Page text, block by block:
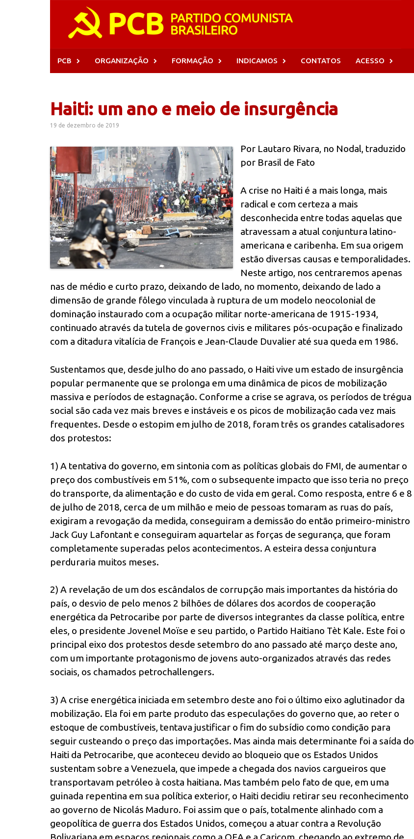
PCB ORGANIZAÇÃO FORMAÇÃO INDICAMOS CONTATOS ACESSO
Haiti: um ano e meio de insurgência
19 de dezembro de 2019
Por Lautaro Rivara, no Nodal, traduzido
por Brasil de Fato
A crise no Haiti é a mais longa, mais
radical e com certeza a mais
desconhecida entre todas aquelas que
atravessam a atual conjuntura latino-
americana e caribenha. Em sua origem
estão diversas causas e temporalidades.
Neste artigo, nos centraremos apenas
nas de médio e curto prazo, deixando de lado, no momento, deixando de lado a
dimensão de grande fôlego vinculada à ruptura de um modelo neocolonial de
dominação instaurado com a ocupação militar norte-americana de 1915-1934,
continuado através da tutela de governos civis e militares pós-ocupação e finalizado
com a ditadura vitalícia de François e Jean-Claude Duvalier até sua queda em 1986.
Sustentamos que, desde julho do ano passado, o Haiti vive um estado de insurgência
popular permanente que se prolonga em uma dinâmica de picos de mobilização
massiva e períodos de estagnação. Conforme a crise se agrava, os períodos de trégua
social são cada vez mais breves e instáveis e os picos de mobilização cada vez mais
frequentes. Desde o estopim em julho de 2018, foram três os grandes catalisadores
dos protestos:
1) A tentativa do governo, em sintonia com as políticas globais do FMI, de aumentar o
preço dos combustíveis em 51%, com o subsequente impacto que isso teria no preço
do transporte, da alimentação e do custo de vida em geral. Como resposta, entre 6 e 8
de julho de 2018, cerca de um milhão e meio de pessoas tomaram as ruas do país,
exigiram a revogação da medida, conseguiram a demissão do então primeiro-ministro
Jack Guy Lafontant e conseguiram aquartelar as forças de segurança, que foram
completamente superadas pelos acontecimentos. A esteira dessa conjuntura
perduraria muitos meses.
2) A revelação de um dos escândalos de corrupção mais importantes da história do
país, o desvio de pelo menos 2 bilhões de dólares dos acordos de cooperação
energética da Petrocaribe por parte de diversos integrantes da classe política, entre
eles, o presidente Jovenel Moïse e seu partido, o Partido Haitiano Tèt Kale. Este foi o
principal eixo dos protestos desde setembro do ano passado até março deste ano,
com um importante protagonismo de jovens auto-organizados através das redes
sociais, os chamados petrochallengers.
3) A crise energética iniciada em setembro deste ano foi o último eixo aglutinador da
mobilização. Ela foi em parte produto das especulações do governo que, ao reter o
estoque de combustíveis, tentava justificar o fim do subsídio como condição para
seguir custeando o preço das importações. Mas ainda mais determinante foi a saída do
Haiti da Petrocaribe, que aconteceu devido ao bloqueio que os Estados Unidos
sustentam sobre a Venezuela, que impede a chegada dos navios cargueiros que
transportavam petróleo à costa haitiana. Mas também pelo fato de que, em uma
guinada repentina em sua política exterior, o Haiti decidiu retirar seu reconhecimento
ao governo de Nicolás Maduro. Foi assim que o país, totalmente alinhado com a
geopolítica de guerra dos Estados Unidos, começou a atuar contra a Revolução